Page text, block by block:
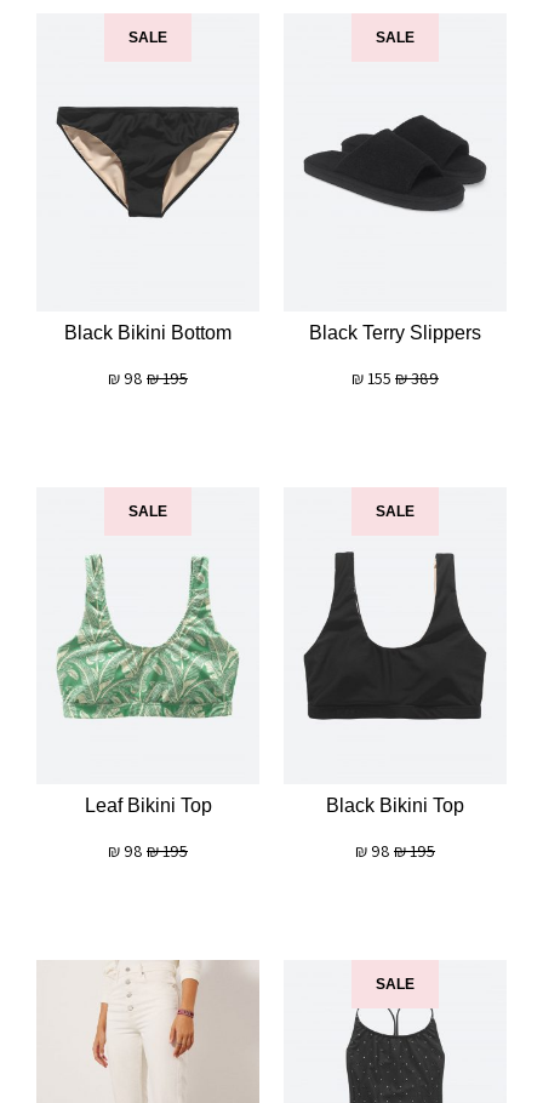
SALE
Black Terry Slippers
389
₪
155
₪
SALE
Black Bikini Bottom
195
₪
98
₪
SALE
Black Bikini Top
195
₪
98
₪
SALE
Leaf Bikini Top
195
₪
98
₪
SALE